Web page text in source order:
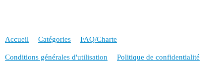
Accueil Catégories FAQ/Charte
Conditions générales d'utilisation Politique de confidentialité